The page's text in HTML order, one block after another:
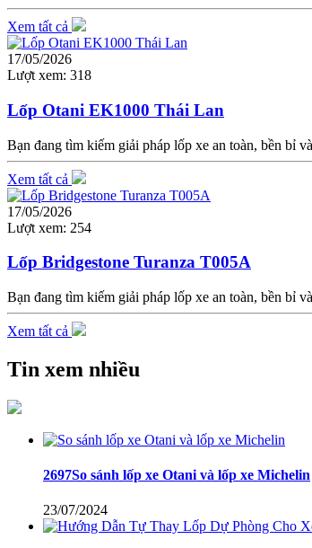
Xem tất cả
17/05/2026
Lượt xem: 318
Lốp Otani EK1000 Thái Lan
Bạn đang tìm kiếm giải pháp lốp xe an toàn, bền bỉ
Xem tất cả
17/05/2026
Lượt xem: 254
Lốp Bridgestone Turanza T005A
Bạn đang tìm kiếm giải pháp lốp xe an toàn, bền bỉ
Xem tất cả
Tin xem nhiều
2697So sánh lốp xe Otani và lốp xe Michelin
23/07/2024